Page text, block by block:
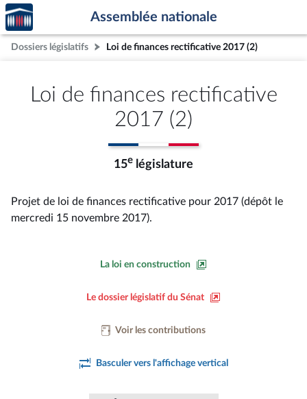
Aller au contenu
Aller en bas de la page
Accèder
à la
page
d'accueil
Assemblée nationale
Dossiers législatifs Loi de finances rectificative 2017 (2)
Loi de finances rectificative
2017 (2)
15e législature
Projet de loi de finances rectificative pour 2017 (dépôt le
mercredi 15 novembre 2017).
La loi en construction
Le dossier législatif du Sénat
Voir les contributions
Basculer vers l'affichage vertical